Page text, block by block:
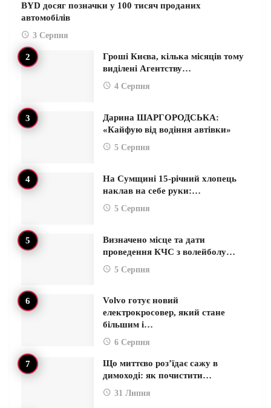
BYD досяг позначки у 100 тисяч проданих
автомобілів
3 Серпня
Гроші Києва, кілька місяців тому
виділені Агентству…
4 Серпня
Дарина ШАРГОРОДСЬКА:
«Кайфую від водіння автівки»
5 Серпня
На Сумщині 15-річний хлопець
наклав на себе руки:…
5 Серпня
Визначено місце та дати
проведення КЧС з волейболу…
5 Серпня
Volvo готує новий
електрокросовер, який стане
більшим і…
6 Серпня
Що миттєво роз’їдає сажу в
димоході: як почистити…
31 Липня